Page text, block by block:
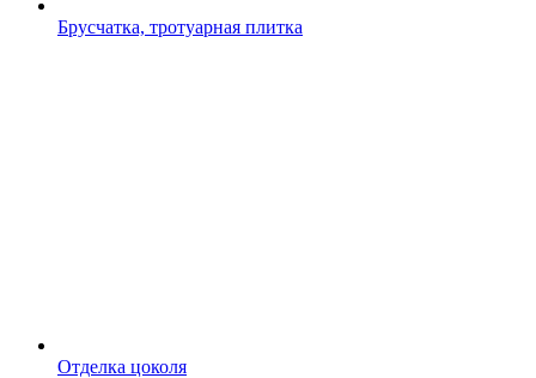
Брусчатка, тротуарная плитка
Отделка цоколя